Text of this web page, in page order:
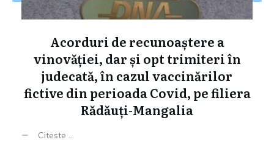
Acorduri de recunoaștere a
vinovăției, dar și opt trimiteri în
judecată, în cazul vaccinărilor
fictive din perioada Covid, pe filiera
Rădăuți-Mangalia
Citeste ...